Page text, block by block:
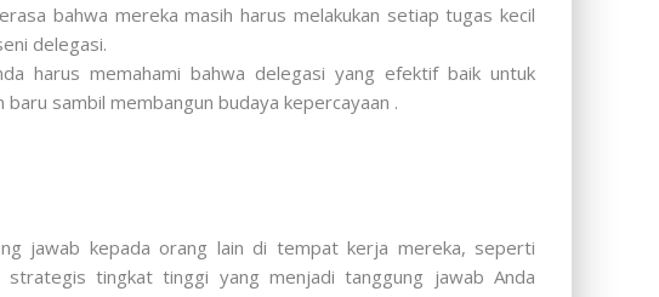
bahwa mereka masih harus melakukan setiap tugas kecil
delegasi.
harus memahami bahwa delegasi yang efektif baik untuk
sambil membangun budaya kepercayaan .
jawab kepada orang lain di tempat kerja mereka, seperti
strategis tingkat tinggi yang menjadi tanggung jawab Anda